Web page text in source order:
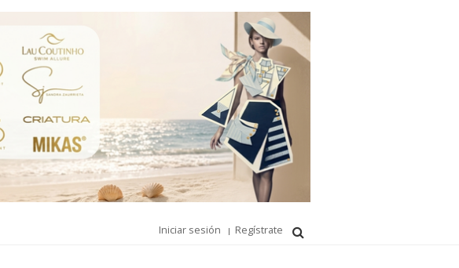
Iniciar sesión Regístrate